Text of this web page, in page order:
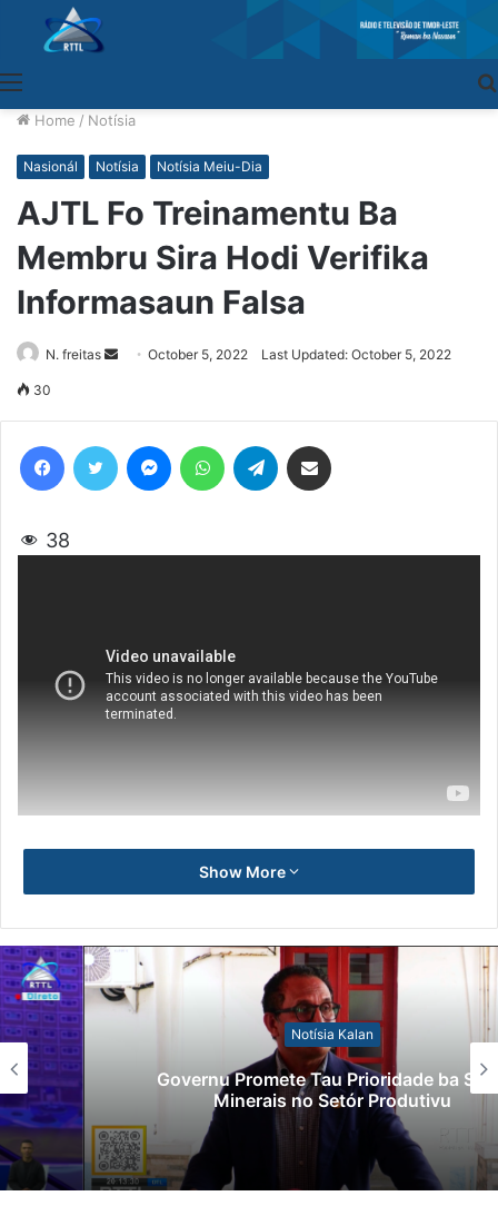
Home / Notísia
Nasionál Notísia Notísia Meiu-Dia
AJTL Fo Treinamentu Ba
Membru Sira Hodi Verifika
Informasaun Falsa
N. freitas
SendOctober 5, 2022 Last Updated: October 5, 2022
30
38
Show More
Notísia Kalan
Governu Promete Tau Prioridade ba Setór
Minerais no Setór Produtivu